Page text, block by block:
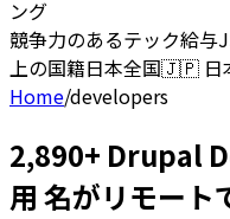
ング
競争力のあるテック給与
上の国籍日本全国🇯🇵
Home/developers
2,890+ Drupal
用 名がリモート